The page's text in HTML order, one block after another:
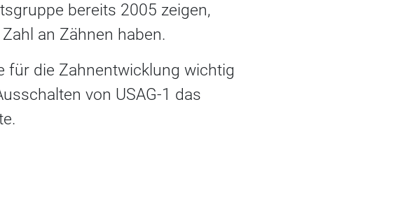
bereits 2005 zeigen,
an Zähnen haben.
für die Zahnentwicklung wichtig
von USAG-1 das